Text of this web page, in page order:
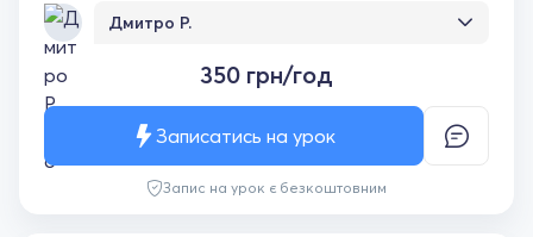
Дмитро Р.
подобається350 грн/год
Запис на урок є безкоштовним
Записатись на урок